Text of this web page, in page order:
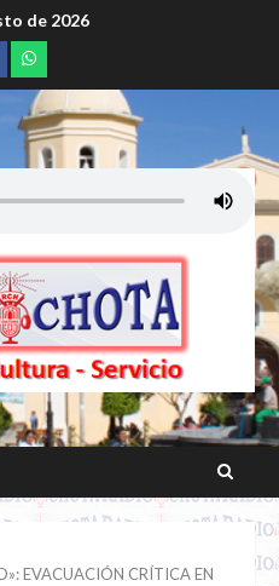
de 2026
whatsapp
EVACUACIÓN CRÍTICA EN